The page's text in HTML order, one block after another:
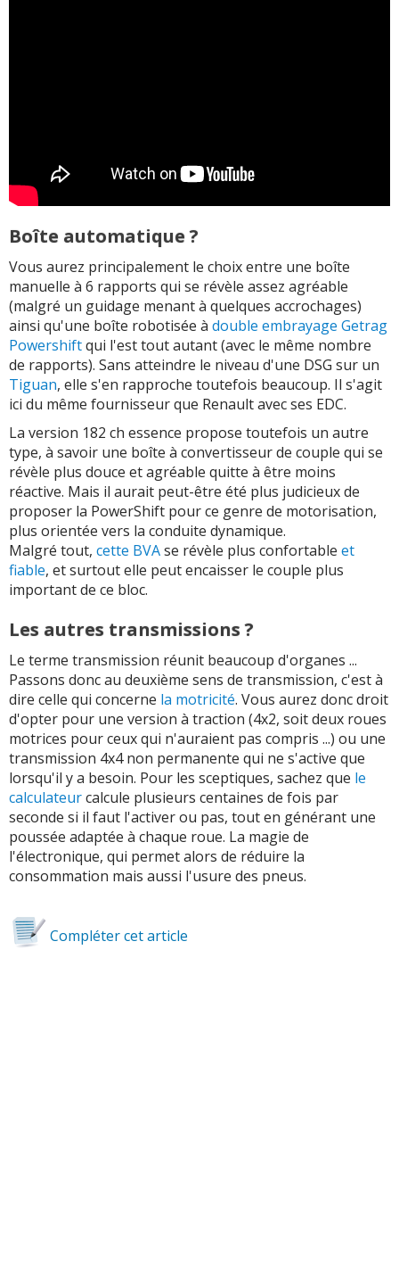
Boîte automatique ?
Vous aurez principalement le choix entre une boîte
manuelle à 6 rapports qui se révèle assez agréable
(malgré un guidage menant à quelques accrochages)
ainsi qu'une boîte robotisée à double embrayage Getrag
Powershiftqui l'est tout autant (avec le même nombre
de rapports). Sans atteindre le niveau d'une DSG sur un
Tiguan, elle s'en rapproche toutefois beaucoup. Il s'agit
ici du même fournisseur que Renault avec ses EDC.
La version 182 ch essence propose toutefois un autre
type, à savoir une boîte à convertisseur de couple qui se
révèle plus douce et agréable quitte à être moins
réactive. Mais il aurait peut-être été plus judicieux de
proposer la PowerShift pour ce genre de motorisation,
plus orientée vers la conduite dynamique.
Malgré tout, cette BVAse révèle plus confortable et
fiable, et surtout elle peut encaisser le couple plus
important de ce bloc.
Les autres transmissions ?
Le terme transmission réunit beaucoup d'organes ...
Passons donc au deuxième sens de transmission, c'est à
dire celle qui concerne la motricité. Vous aurez donc droit
d'opter pour une version à traction (4x2, soit deux roues
motrices pour ceux qui n'auraient pas compris ...) ou une
transmission 4x4 non permanente qui ne s'active que
lorsqu'il y a besoin. Pour les sceptiques, sachez que le
calculateurcalcule plusieurs centaines de fois par
seconde si il faut l'activer ou pas, tout en générant une
poussée adaptée à chaque roue. La magie de
l'électronique, qui permet alors de réduire la
consommation mais aussi l'usure des pneus.
Compléter cet article